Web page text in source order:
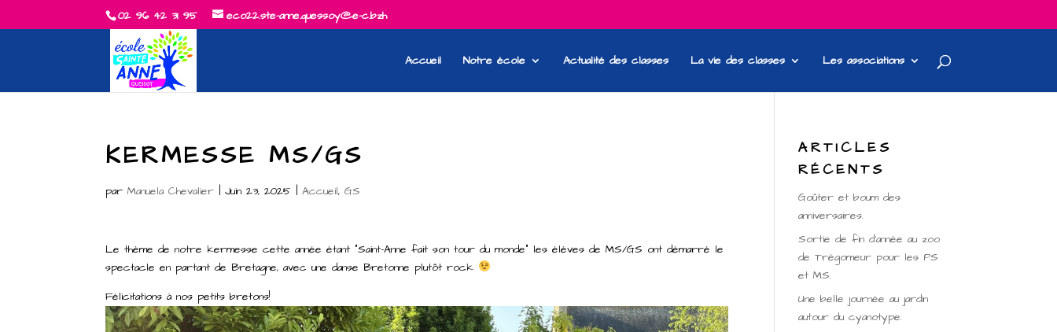
02 96 42 31 95 eco22.ste-anne.quessoy@e-c.bzh
Accueil Notre école Actualité des classes La vie des classes Les associations
KERMESSE MS/GS
parManuela Chevalier |Juin 23, 2025 |Accueil,GS
Le thème de notre kermesse cette année étant “Saint-Anne fait son tour du monde” les élèves de MS/GS ont démarré le
spectacle en partant de Bretagne, avec une danse Bretonne plutôt rock
Félicitations à nos petits bretons!
ARTICLES
RÉCENTS
Goûter et boum des
anniversaires.
Sortie de fin d’année au zoo
de Trégomeur pour les PS
et MS.
Une belle journée au jardin
autour du cyanotype.